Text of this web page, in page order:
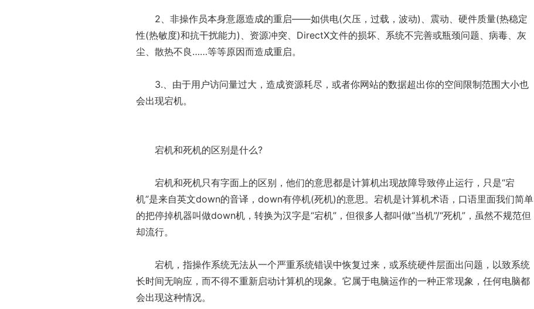
2、非操作员本身意愿造成的重启——如供电(欠压，过载，波动)、震动、硬件质量(热稳定
性(热敏度)和抗干扰能力)、资源冲突、DirectX文件的损坏、系统不完善或瓶颈问题、 病毒、灰
尘、散热不良……等等原因而造成重启。
3.、由于用户访问量过大，造成资源耗尽，或者你网站的数据超出你的空间限制范围大小也
会出现宕机。
宕机和死机的区别是什么?
宕机和死机只有字面上的区别，他们的意思都是计算机出现故障导致停止运行，只是“宕
机”是来自英文down的音译，down有停机(死机)的意思。宕机是计算机术语，口语里面我们简单
的把停掉机器叫做down机，转换为汉字是“宕机”，但很多人都叫做“当机”/“死机”，虽然不规范但
却流行。
宕机，指操作系统无法从一个严重系统错误中恢复过来，或系统硬件层面出问题，以致系统
长时间无响应，而不得不重新启动计算机的现象。它属于电脑运作的一种正常现象，任何电脑都
会出现这种情况。